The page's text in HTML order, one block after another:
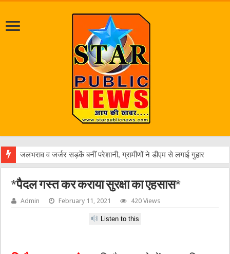
एक वा
*पैदल गस्त कर कराया सुरक्षा का एहसास*
Admin February 11, 2021 420 Views
Listen to this